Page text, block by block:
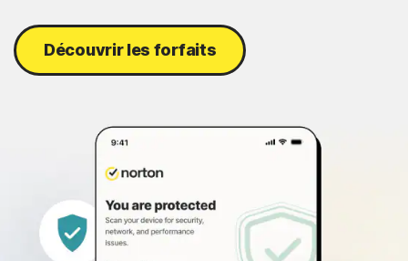
Découvrir les forfaits